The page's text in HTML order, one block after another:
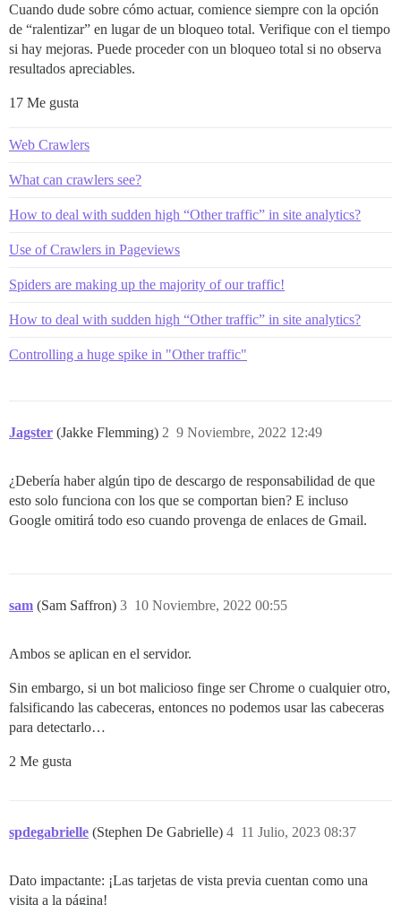
Cuando dude sobre cómo actuar, comience siempre con la opción
de “ralentizar” en lugar de un bloqueo total. Verifique con el tiempo
si hay mejoras. Puede proceder con un bloqueo total si no observa
resultados apreciables.
17 Me gusta
Web Crawlers
What can crawlers see?
How to deal with sudden high “Other traffic” in site analytics?
Use of Crawlers in Pageviews
Spiders are making up the majority of our traffic!
How to deal with sudden high “Other traffic” in site analytics?
Controlling a huge spike in "Other traffic"
Jagster (Jakke Flemming) 9 Noviembre, 2022 12:49
2
¿Debería haber algún tipo de descargo de responsabilidad de que
esto solo funciona con los que se comportan bien? E incluso
Google omitirá todo eso cuando provenga de enlaces de Gmail.
sam (Sam Saffron) 10 Noviembre, 2022 00:55
3
Ambos se aplican en el servidor.
Sin embargo, si un bot malicioso finge ser Chrome o cualquier otro,
falsificando las cabeceras, entonces no podemos usar las cabeceras
para detectarlo…
2 Me gusta
spdegabrielle (Stephen De Gabrielle) 11 Julio, 2023 08:37
4
Dato impactante: ¡Las tarjetas de vista previa cuentan como una
visita a la página!